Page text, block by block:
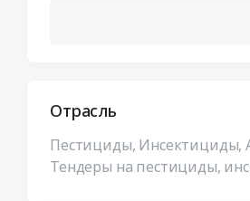
Отрасль
Пестициды, Инсектициды,
Тендеры на пестициды,